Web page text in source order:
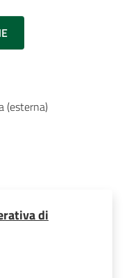
(esterna)
di